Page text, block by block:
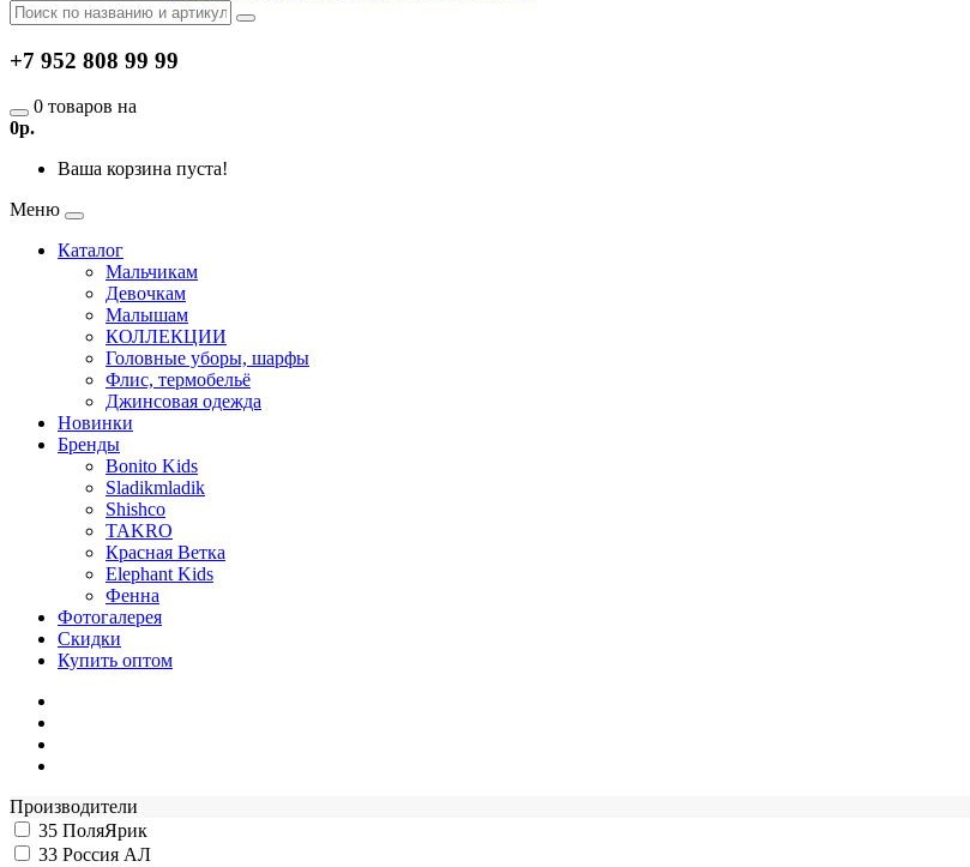
+7 952 808 99 99
0 товаров на
0р.
Ваша корзина пуста!
Меню
Каталог
Мальчикам
Девочкам
Малышам
КОЛЛЕКЦИИ
Головные уборы, шарфы
Флис, термобельё
Джинсовая одежда
Новинки
Бренды
Bonito Kids
Sladikmladik
Shishco
TAKRO
Красная Ветка
Elephant Kids
Фенна
Фотогалерея
Скидки
Купить оптом
Производители
35 ПоляЯрик
33 Россия АЛ